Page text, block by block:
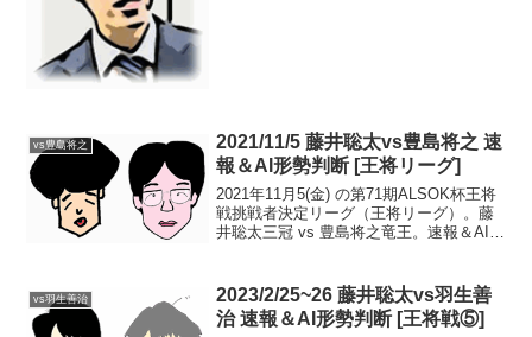
vs豊島将之
2021/11/5 藤井聡太vs豊島将之 速
報＆AI形勢判断 [王将リーグ]
2021年11月5(金) の第71期ALSOK杯王将
戦挑戦者決定リーグ（王将リーグ）。藤
井聡太三冠 vs 豊島将之竜王。速報＆AI形
アネックスサイトで棋譜無料公開され
て...
vs羽生善治
2023/2/25~26 藤井聡太vs羽生善
治 速報＆AI形勢判断 [王将戦⑤]